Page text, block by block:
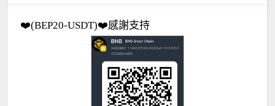
❤️(BEP20-USDT)❤️感謝支持